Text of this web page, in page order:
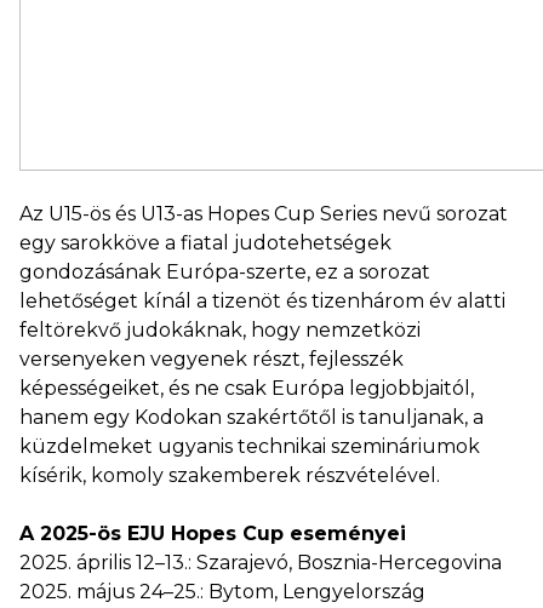
Az U15-ös és U13-as Hopes Cup Series nevű sorozat
egy sarokköve a fiatal judotehetségek
gondozásának Európa-szerte, ez a sorozat
lehetőséget kínál a tizenöt és tizenhárom év alatti
feltörekvő judokáknak, hogy nemzetközi
versenyeken vegyenek részt, fejlesszék
képességeiket, és ne csak Európa legjobbjaitól,
hanem egy Kodokan szakértőtől is tanuljanak, a
küzdelmeket ugyanis technikai szemináriumok
kísérik, komoly szakemberek részvételével.
A 2025-ös EJU Hopes Cup eseményei
2025. április 12–13.: Szarajevó, Bosznia-Hercegovina
2025. május 24–25.: Bytom, Lengyelország